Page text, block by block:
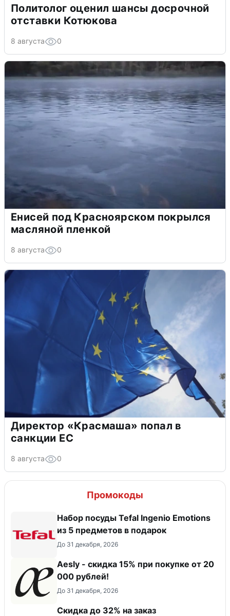
Политолог оценил шансы досрочной
отставки Котюкова
8 августа 0
Енисей под Красноярском покрылся
масляной пленкой
8 августа 0
Директор «Красмаша» попал в
санкции ЕС
8 августа 0
Промокоды
Набор посуды Tefal Ingenio Emotions
из 5 предметов в подарок
До 31 декабря, 2026
Aesly - скидка 15% при покупке от 20
000 рублей!
До 31 декабря, 2026
Скидка до 32% на заказ